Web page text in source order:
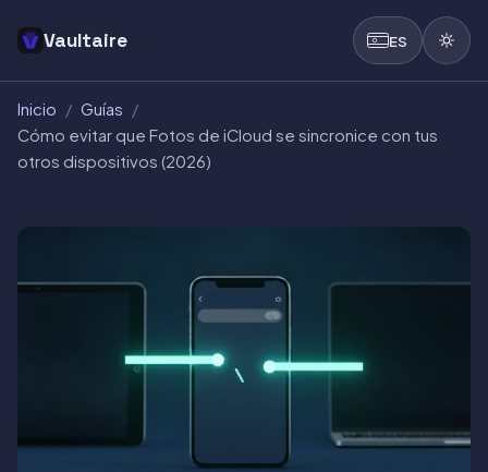
Vaultaire ES
Inicio / Guías /
Cómo evitar que Fotos de iCloud se sincronice con tus
otros dispositivos (2026)